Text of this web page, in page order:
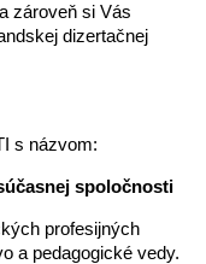
zároveň si Vás
dizertačnej
s názvom:
spoločnosti
profesijných
a pedagogické vedy.